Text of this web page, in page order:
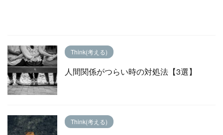
Think(考える)
人間関係がつらい時の対処法【3選】
Think(考える)